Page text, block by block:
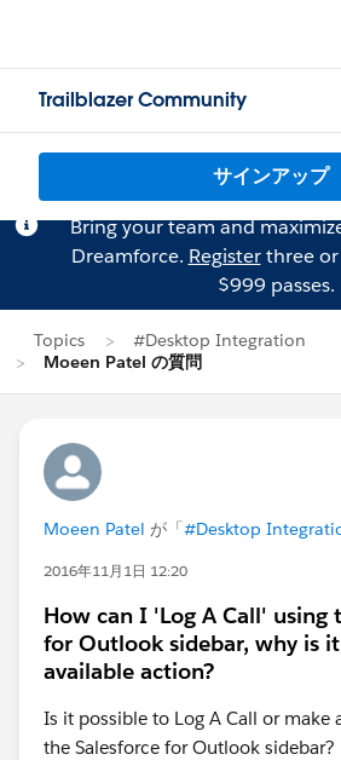
Trailblazer Community
サインアップ
Bring your team and
Dreamforce. Registerthree or
$999 passes.
Topics
#Desktop Integration
Moeen Patel の質問
Moeen Patel が「#Desktop
2016年11月1日 12:20
How can I 'Log A Call' using
for Outlook sidebar, why is
available action?
Is it possible to Log A Call or make
the Salesforce for Outlook